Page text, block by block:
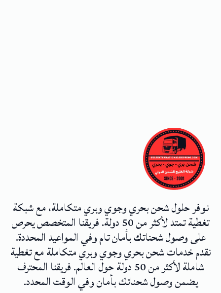
نوفر حلول شحن بحري وجوي وبري متكاملة، مع شبكة
تغطية تمتد لأكثر من 50 دولة. فريقنا المتخصص يحرص
على وصول شحناتك بأمان تام وفي المواعيد المحددة.
نقدم خدمات شحن بحري وجوي وبري متكاملة مع تغطية
شاملة لأكثر من 50 دولة حول العالم. فريقنا المحترف
يضمن وصول شحناتك بأمان وفي الوقت المحدد.